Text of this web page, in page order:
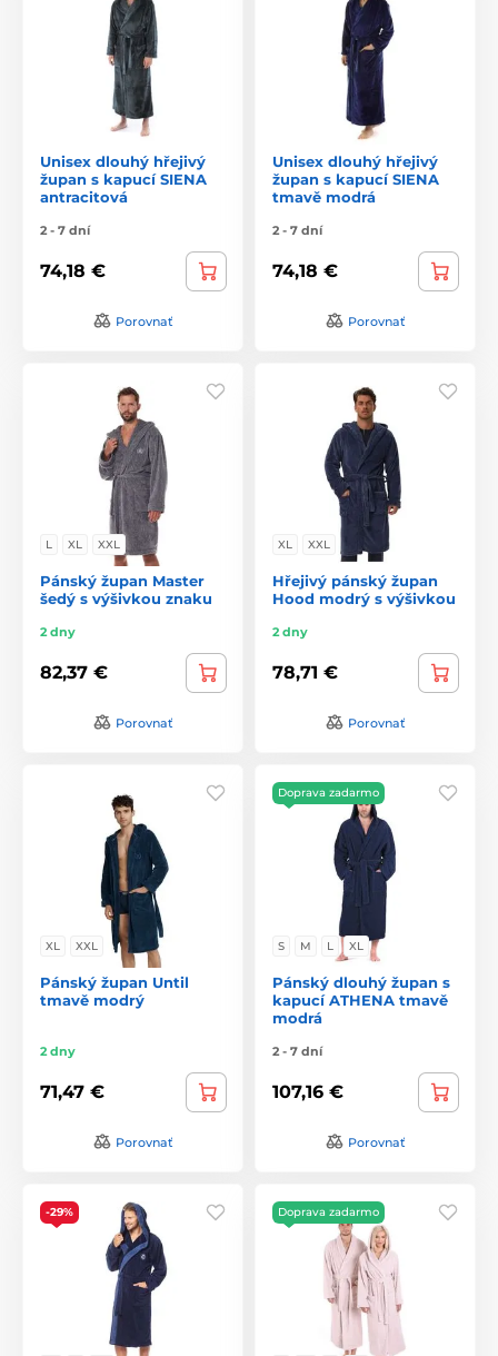
Unisex dlouhý hřejivý
župan s kapucí SIENA
antracitová
2 - 7 dní
74,18 €
Porovnať
Unisex dlouhý hřejivý
župan s kapucí SIENA
tmavě modrá
2 - 7 dní
74,18 €
Porovnať
L XL XXL
Pánský župan Master
šedý s výšivkou znaku
2 dny
82,37 €
Porovnať
XL XXL
Hřejivý pánský župan
Hood modrý s výšivkou
2 dny
78,71 €
Porovnať
XL XXL
Pánský župan Until
tmavě modrý
2 dny
71,47 €
Porovnať
Doprava zadarmo
S M L XL
Pánský dlouhý župan s
kapucí ATHENA tmavě
modrá
2 - 7 dní
107,16 €
Porovnať
-29% Doprava zadarmo